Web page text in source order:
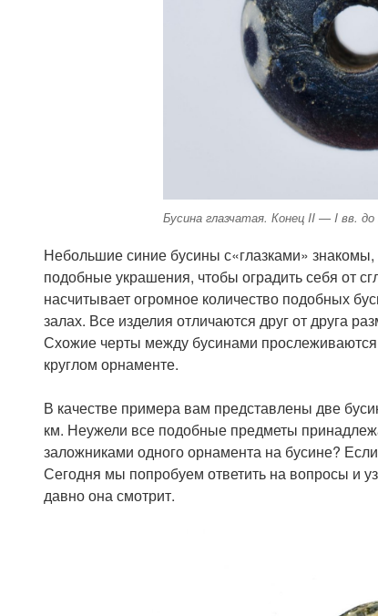
Бусина глазчатая. Конец II — I вв. до
Небольшие синие бусины с«глазками»
подобные украшения, чтобы оградить себя от
насчитывает огромное количество подобных
залах. Все изделия отличаются друг от друга
Схожие черты между бусинами
круглом орнаменте.
В качестве примера вам представлены две
км. Неужели все подобные предметы
заложниками одного орнамента на бусине?
Сегодня мы попробуем ответить на вопросы и
давно она смотрит.